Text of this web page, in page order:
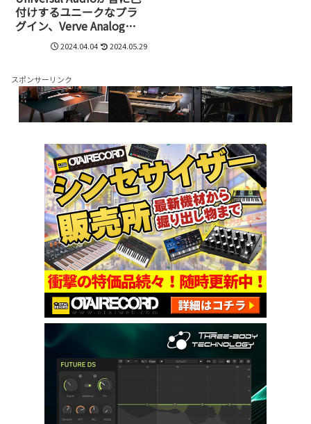
付けするユニークなプラ
グイン、Verve Analog
Machinesを発表。
Essential版を6月30日まで
2024.04.04 2024.05.29
スポンサーリンク